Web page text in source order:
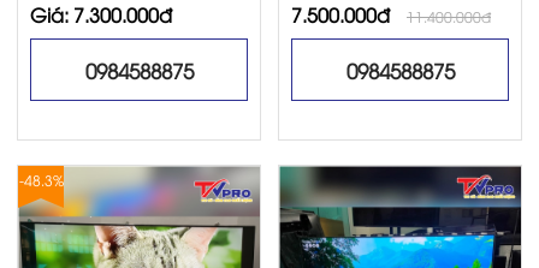
Giá: 7.300.000đ
0984588875
7.500.000đ
11.400.000đ
0984588875
-48.3%